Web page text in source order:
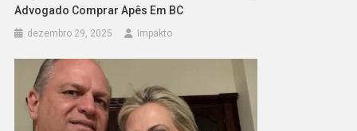
Advogado Comprar Apês Em BC
dezembro 29, 2025 Impakto